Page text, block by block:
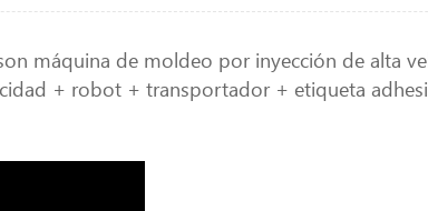
máquina de moldeo por inyección de alta
+ robot + transportador + etiqueta